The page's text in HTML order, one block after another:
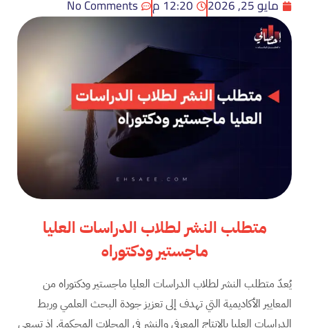
مايو 25, 2026
12:20 م No Comments
متطلب النشر لطلاب الدراسات العليا
ماجستير ودكتوراه
يُعدّ متطلب النشر لطلاب الدراسات العليا ماجستير ودكتوراه من
المعايير الأكاديمية التي تهدف إلى تعزيز جودة البحث العلمي وربط
الدراسات العليا بالإنتاج المعرفي والنشر في المجلات المحكمة. إذ تسعى